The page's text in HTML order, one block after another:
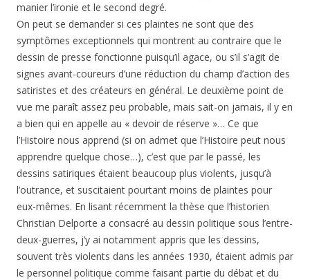
manier l’ironie et le second degré.
On peut se demander si ces plaintes ne sont que des
symptômes exceptionnels qui montrent au contraire que le
dessin de presse fonctionne puisqu’il agace, ou s’il s’agit de
signes avant-coureurs d’une réduction du champ d’action des
satiristes et des créateurs en général. Le deuxième point de
vue me paraît assez peu probable, mais sait-on jamais, il y en
a bien qui en appelle au « devoir de réserve »… Ce que
l’Histoire nous apprend (si on admet que l’Histoire peut nous
apprendre quelque chose…), c’est que par le passé, les
dessins satiriques étaient beaucoup plus violents, jusqu’à
l’outrance, et suscitaient pourtant moins de plaintes pour
eux-mêmes. En lisant récemment la thèse que l’historien
Christian Delporte a consacré au dessin politique sous l’entre-
deux-guerres, j’y ai notamment appris que les dessins,
souvent très violents dans les années 1930, étaient admis par
le personnel politique comme faisant partie du débat et du